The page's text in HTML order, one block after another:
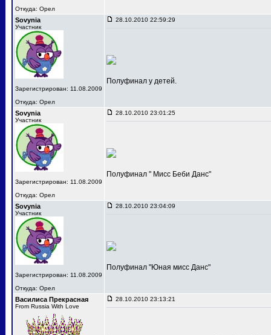
Откуда: Орел
Sovynia
Участник
Зарегистрирован: 11.08.2009
Откуда: Орел
28.10.2010 22:59:29
Полуфинал у детей.
Sovynia
Участник
Зарегистрирован: 11.08.2009
Откуда: Орел
28.10.2010 23:01:25
Полуфинал " Мисс Беби Данс"
Sovynia
Участник
Зарегистрирован: 11.08.2009
Откуда: Орел
28.10.2010 23:04:09
Полуфинал "Юная мисс Данс"
Василиса Прекрасная
From Russia With Love
28.10.2010 23:13:21